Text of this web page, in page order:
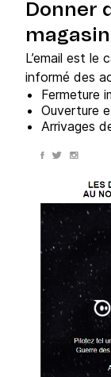
Donner
magasin
L’email est le
informé des
Fermeture
Ouverture
Arrivages